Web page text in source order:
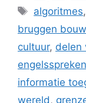
Tags
algoritmes,
bruggen
cultuur, delen
informatie
wereld,